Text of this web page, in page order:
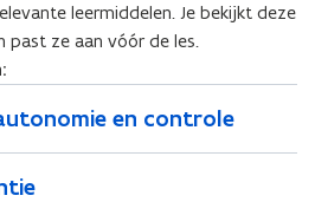
leermiddelen. Je bekijkt deze
past ze aan vóór de les.
en controle